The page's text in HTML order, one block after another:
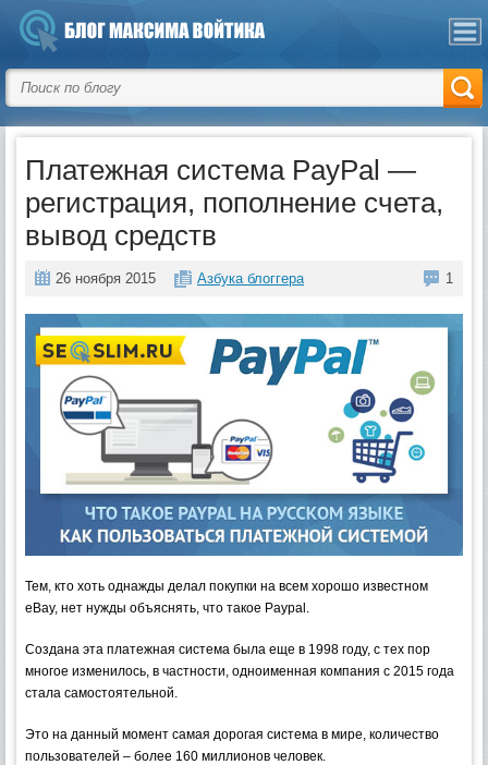
Платежная система PayPal —
регистрация, пополнение счета,
вывод средств
26 ноября 2015 Азбука блоггера 1
Тем, кто хоть однажды делал покупки на всем хорошо известном
eBay, нет нужды объяснять, что такое Paypal.
Создана эта платежная система была еще в 1998 году, с тех пор
многое изменилось, в частности, одноименная компания с 2015 года
стала самостоятельной.
Это на данный момент самая дорогая система в мире, количество
пользователей – более 160 миллионов человек.